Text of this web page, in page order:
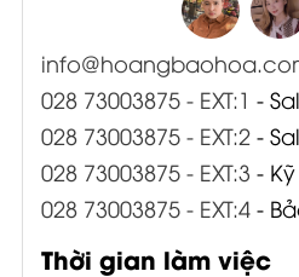
028 73003875 - EXT:1 -
028 73003875 - EXT:2-
028 73003875 - EXT:3 -
028 73003875 - EXT:4-
Thời gian làm việc